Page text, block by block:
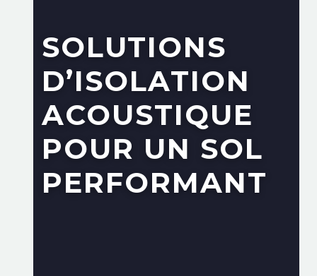
SOLUTIONS
D’ISOLATION
ACOUSTIQUE
POUR UN SOL
PERFORMANT